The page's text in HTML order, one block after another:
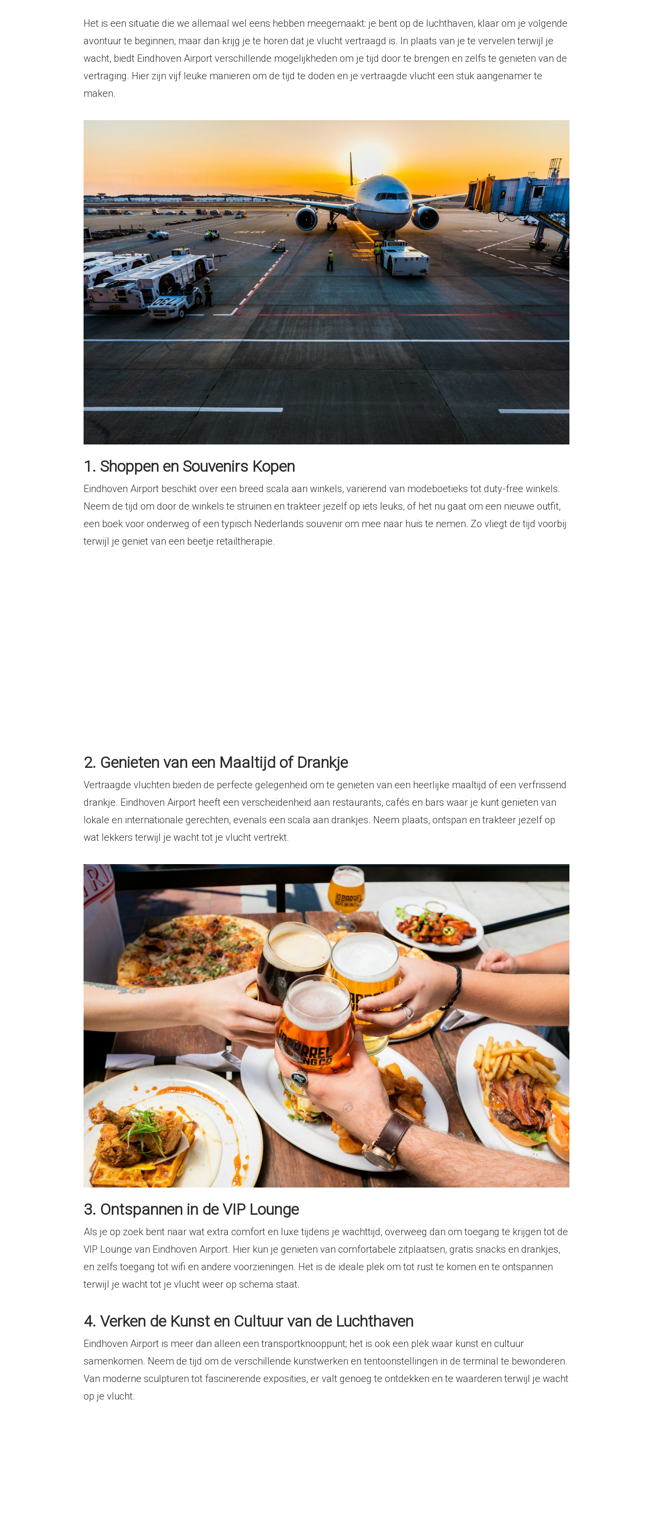
Het is een situatie die we allemaal wel eens hebben meegemaakt: je bent op de luchthaven, klaar om je volgende
avontuur te beginnen, maar dan krijg je te horen dat je vlucht vertraagd is. In plaats van je te vervelen terwijl je
wacht, biedt Eindhoven Airport verschillende mogelijkheden om je tijd door te brengen en zelfs te genieten van de
vertraging. Hier zijn vijf leuke manieren om de tijd te doden en je vertraagde vlucht een stuk aangenamer te
maken.
1. Shoppen en Souvenirs Kopen
Eindhoven Airport beschikt over een breed scala aan winkels, variërend van modeboetieks tot duty-free winkels.
Neem de tijd om door de winkels te struinen en trakteer jezelf op iets leuks, of het nu gaat om een nieuwe outfit,
een boek voor onderweg of een typisch Nederlands souvenir om mee naar huis te nemen. Zo vliegt de tijd voorbij
terwijl je geniet van een beetje retailtherapie.
2. Genieten van een Maaltijd of Drankje
Vertraagde vluchten bieden de perfecte gelegenheid om te genieten van een heerlijke maaltijd of een verfrissend
drankje. Eindhoven Airport heeft een verscheidenheid aan restaurants, cafés en bars waar je kunt genieten van
lokale en internationale gerechten, evenals een scala aan drankjes. Neem plaats, ontspan en trakteer jezelf op
wat lekkers terwijl je wacht tot je vlucht vertrekt.
3. Ontspannen in de VIP Lounge
Als je op zoek bent naar wat extra comfort en luxe tijdens je wachttijd, overweeg dan om toegang te krijgen tot de
VIP Lounge van Eindhoven Airport. Hier kun je genieten van comfortabele zitplaatsen, gratis snacks en drankjes,
en zelfs toegang tot wifi en andere voorzieningen. Het is de ideale plek om tot rust te komen en te ontspannen
terwijl je wacht tot je vlucht weer op schema staat.
4. Verken de Kunst en Cultuur van de Luchthaven
Eindhoven Airport is meer dan alleen een transportknooppunt; het is ook een plek waar kunst en cultuur
samenkomen. Neem de tijd om de verschillende kunstwerken en tentoonstellingen in de terminal te bewonderen.
Van moderne sculpturen tot fascinerende exposities, er valt genoeg te ontdekken en te waarderen terwijl je wacht
op je vlucht.